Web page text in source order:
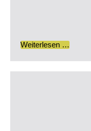
Weiterlesen …